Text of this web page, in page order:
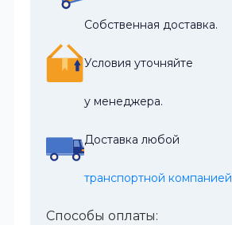
Собственная доставка.
Условия уточняйте
у менеджера.
Доставка любой
транспортной компанией
Способы оплаты: